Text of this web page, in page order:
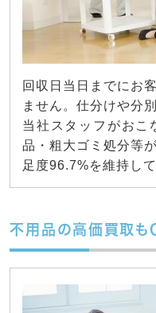
回収日当日までにお
ません。仕分けや分
当社スタッフがおこ
品・粗大ゴミ処分等
足度96.7%を維持して
不用品の高価買取も